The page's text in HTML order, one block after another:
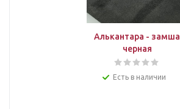
Алькантара - замша
черная
Есть в наличии